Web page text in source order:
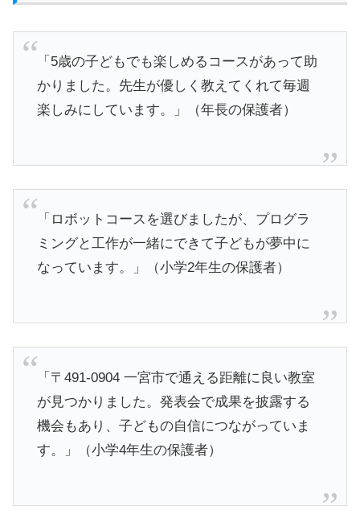
「5歳の子どもでも楽しめるコースがあって助
かりました。先生が優しく教えてくれて毎週
楽しみにしています。」（年長の保護者）
「ロボットコースを選びましたが、プログラ
ミングと工作が一緒にできて子どもが夢中に
なっています。」（小学2年生の保護者）
「〒491-0904 一宮市で通える距離に良い教室
が見つかりました。発表会で成果を披露する
機会もあり、子どもの自信につながっていま
す。」（小学4年生の保護者）